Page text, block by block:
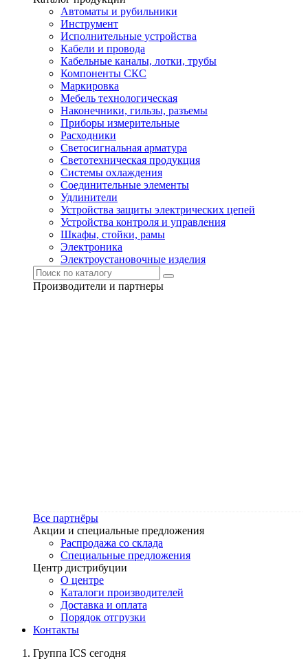
Автоматы и рубильники
Инструмент
Исполнительные устройства
Кабели и провода
Кабельные каналы, лотки, трубы
Компоненты СКС
Маркировка
Мебель технологическая
Наконечники, гильзы, разъемы
Приборы измерительные
Расходники
Светосигнальная арматура
Светотехническая продукция
Системы охлаждения
Соединительные элементы
Удлинители
Устройства защиты электрических цепей
Устройства контроля и управления
Шкафы, стойки, рамы
Электроника
Электроустановочные изделия
Производители и партнеры
Все партнёры
Акции и специальные предложения
Распродажа со склада
Специальные предложения
Центр дистрибуции
О центре
Каталоги производителей
Доставка и оплата
Порядок отгрузки
Контакты
Группа ICS сегодня